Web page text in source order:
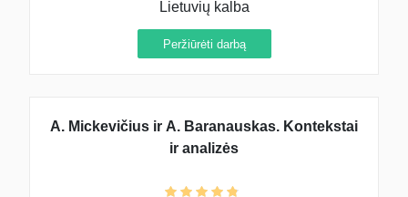
Lietuvių kalba
Peržiūrėti darbą
A. Mickevičius ir A. Baranauskas. Kontekstai
ir analizės